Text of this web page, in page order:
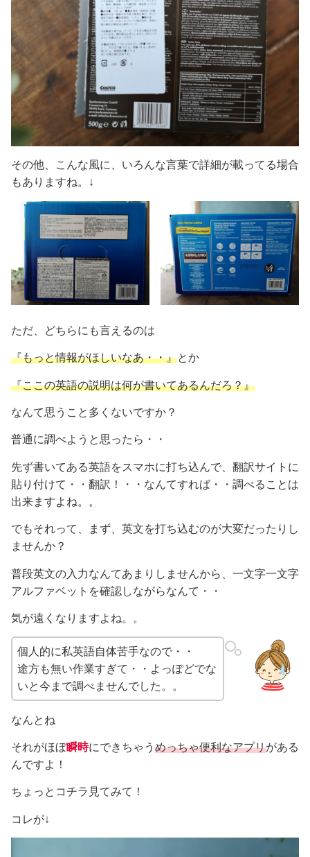
その他、こんな風に、いろんな言葉で詳細が載ってる場合
もありますね。↓
ただ、どちらにも言えるのは
『もっと情報がほしいなあ・・』とか
『ここの英語の説明は何が書いてあるんだろ？』
なんて思うこと多くないですか？
普通に調べようと思ったら・・
先ず書いてある英語をスマホに打ち込んで、翻訳サイトに
貼り付けて・・翻訳！・・なんてすれば・・調べることは
出来ますよね。。
でもそれって、まず、英文を打ち込むのが大変だったりし
ませんか？
普段英文の入力なんてあまりしませんから、一文字一文字
アルファベットを確認しながらなんて・・
気が遠くなりますよね。。
個人的に私英語自体苦手なので・・
途方も無い作業すぎて・・よっぽどでな
いと今まで調べませんでした。。
なんとね
それがほぼ瞬時にできちゃう めっちゃ便利なアプリがある
んですよ！
ちょっとコチラ見てみて！
コレが↓